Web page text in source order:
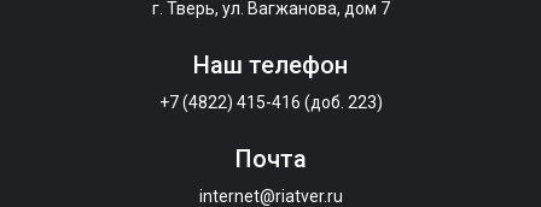
г. Тверь, ул. Вагжанова, дом 7
Наш телефон
+7 (4822) 415-416 (доб. 223)
Почта
internet@riatver.ru